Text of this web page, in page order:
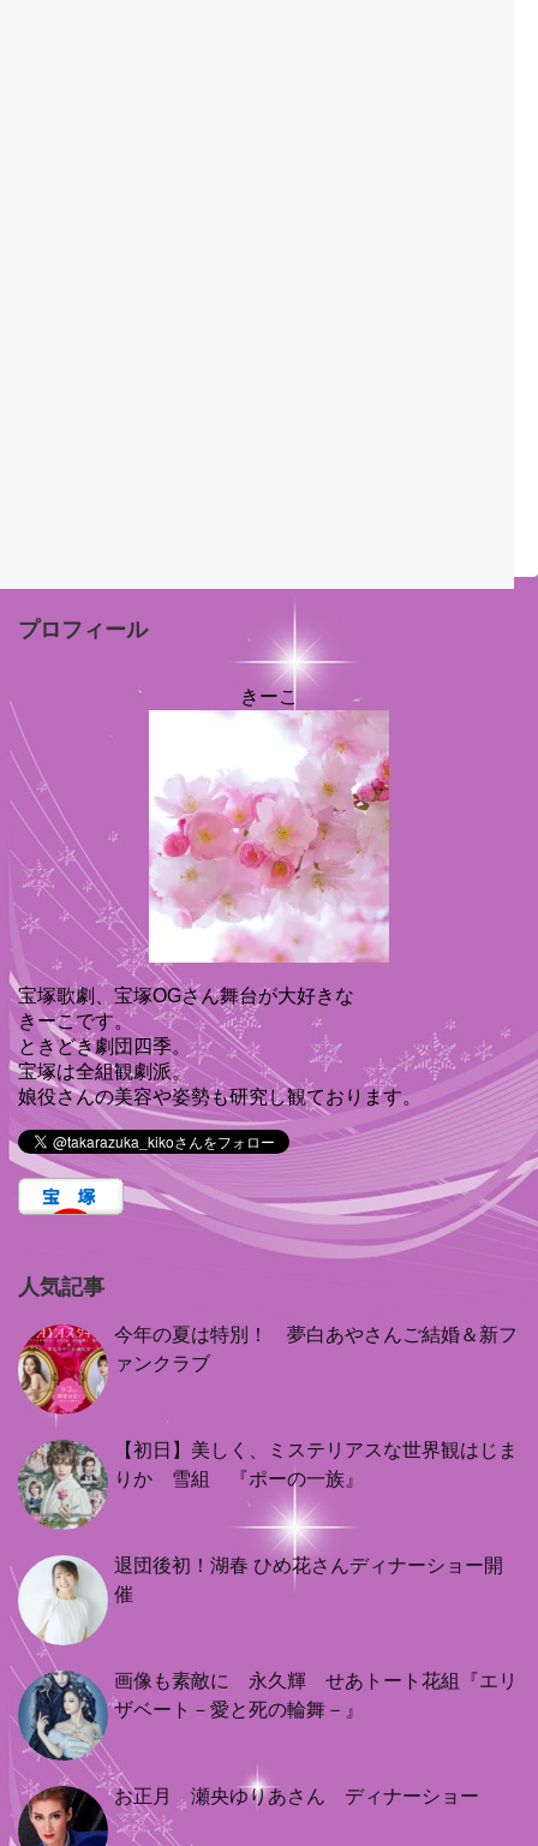
プロフィール
きーこ
宝塚歌劇、宝塚OGさん舞台が大好きな
きーこです。
ときどき劇団四季。
宝塚は全組観劇派。
娘役さんの美容や姿勢も研究し観ております。
人気記事
今年の夏は特別！ 夢白あやさんご結婚＆新フ
ァンクラブ
【初日】美しく、ミステリアスな世界観はじま
りか 雪組 『ポーの一族』
退団後初！湖春 ひめ花さんディナーショー開
催
画像も素敵に 永久輝 せあトート花組『エリ
ザベート－愛と死の輪舞－』
お正月 瀬央ゆりあさん ディナーショー